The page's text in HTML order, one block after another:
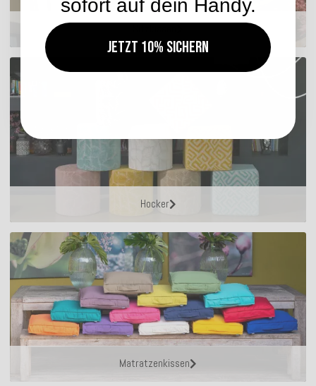
Hocker
Matratzenkissen
sofort auf dein Handy.
Jetzt 10% sichern